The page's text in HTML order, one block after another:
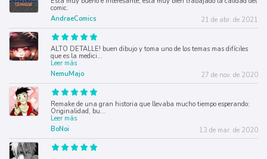
comic.
AndraeComics
21 de abr. de 2021
ALTO DETALLE! buen dibujo y toma uno de los temas mas difíciles
que es la medici...
Leer más
NemuMajo
27 de nov. de 2020
Remake de una gran historia que llevaba mucho tiempo esperando:
Originalidad, bu...
Leer más
BoNoi
13 de mar. de 2020